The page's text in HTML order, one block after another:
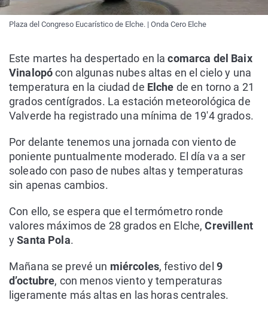
Plaza del Congreso Eucarístico de Elche. | Onda Cero Elche
Este martes ha despertado en lacomarca del Baix
Vinalopócon algunas nubes altas en el cielo y una
temperatura en la ciudad de Elche de en torno a 21
grados centígrados. La estación meteorológica de
Valverde ha registrado una mínima de 19'4 grados.
Por delante tenemos una jornada con viento de
poniente puntualmente moderado. El día va a ser
soleado con paso de nubes altas y temperaturas
sin apenas cambios.
Con ello, se espera que el termómetro ronde
valores máximos de 28 grados en Elche,Crevillent
ySanta Pola.
Mañana se prevé un miércoles, festivo del 9
d’octubre, con menos viento y temperaturas
ligeramente más altas en las horas centrales.